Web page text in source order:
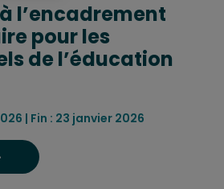
l’encadrement
pour les
de l’éducation
| Fin : 23 janvier 2026